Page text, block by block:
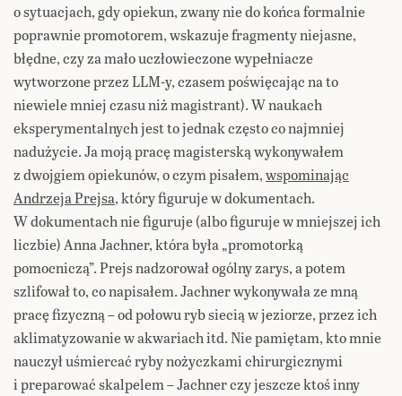
o sytuacjach, gdy opiekun, zwany nie do końca formalnie
poprawnie promotorem, wskazuje fragmenty niejasne,
błędne, czy za mało uczłowieczone wypełniacze
wytworzone przez LLM-y, czasem poświęcając na to
niewiele mniej czasu niż magistrant). W naukach
eksperymentalnych jest to jednak często co najmniej
nadużycie. Ja moją pracę magisterską wykonywałem
z dwojgiem opiekunów, o czym pisałem,wspominając
Andrzeja Prejsa, który figuruje w dokumentach.
W dokumentach nie figuruje (albo figuruje w mniejszej ich
liczbie) Anna Jachner, która była „promotorką
pomocniczą”. Prejs nadzorował ogólny zarys, a potem
szlifował to, co napisałem. Jachner wykonywała ze mną
pracę fizyczną – od połowu ryb siecią w jeziorze, przez ich
aklimatyzowanie w akwariach itd. Nie pamiętam, kto mnie
nauczył uśmiercać ryby nożyczkami chirurgicznymi
i preparować skalpelem – Jachner czy jeszcze ktoś inny